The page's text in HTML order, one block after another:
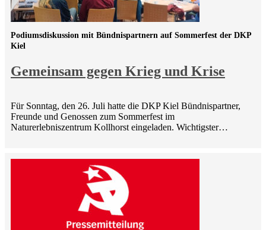
Gemeinsam gegen Krieg und Krise
Podiumsdiskussion mit Bündnispartnern auf Sommerfest der DKP
Kiel
Für Sonntag, den 26. Juli hatte die DKP Kiel Bündnispartner,
Freunde und Genossen zum Sommerfest im
Naturerlebniszentrum Kollhorst eingeladen. Wichtigster…